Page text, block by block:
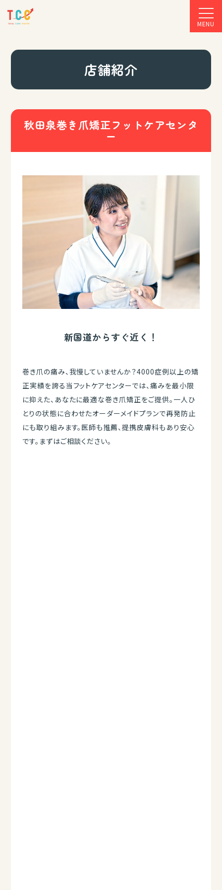
MENU
店舗紹介
秋田泉巻き爪矯正フットケアセンタ
ー
新国道からすぐ近く！
巻き爪の痛み、我慢していませんか？4000症例以上の矯
正実績を誇る当フットケアセンターでは、痛みを最小限
に抑えた、あなたに最適な巻き爪矯正をご提供。一人ひ
とりの状態に合わせたオーダーメイドプランで再発防止
にも取り組みます。医師も推薦、提携皮膚科もあり安心
です。まずはご相談ください。